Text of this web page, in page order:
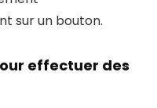
sur un bouton.
effectuer des